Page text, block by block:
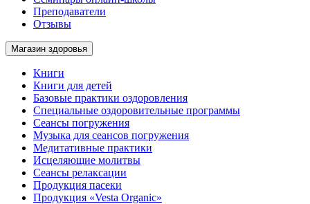
Преподаватели
Отзывы
Магазин здоровья
Книги
Книги для детей
Базовые практики оздоровления
Специальные оздоровительные программы
Сеансы погружения
Музыка для сеансов погружения
Медитативные практики
Исцеляющие молитвы
Сеансы релаксации
Продукция пасеки
Продукция «Vesta Organic»